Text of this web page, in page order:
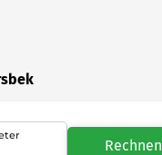
Rechnen